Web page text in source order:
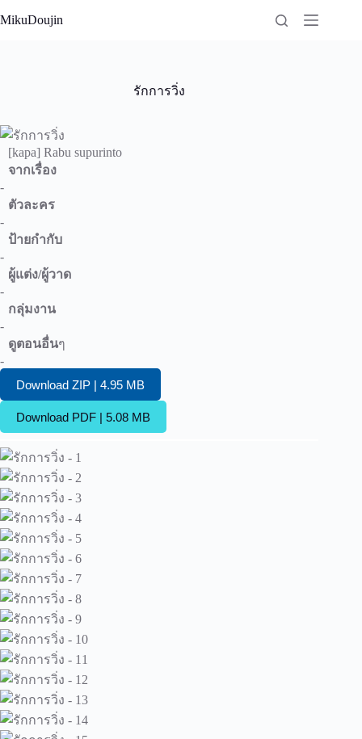
to
MikuDoujin
รักการวิ่ง
[kapa] Rabu supurinto
จากเรื่อง
-
ตัวละคร
-
ป้ายกำกับ
-
ผู้แต่ง/ผู้วาด
-
กลุ่มงาน
-
ดูตอนอื่นๆ
-
Download ZIP | 4.95 MB
Download PDF | 5.08 MB